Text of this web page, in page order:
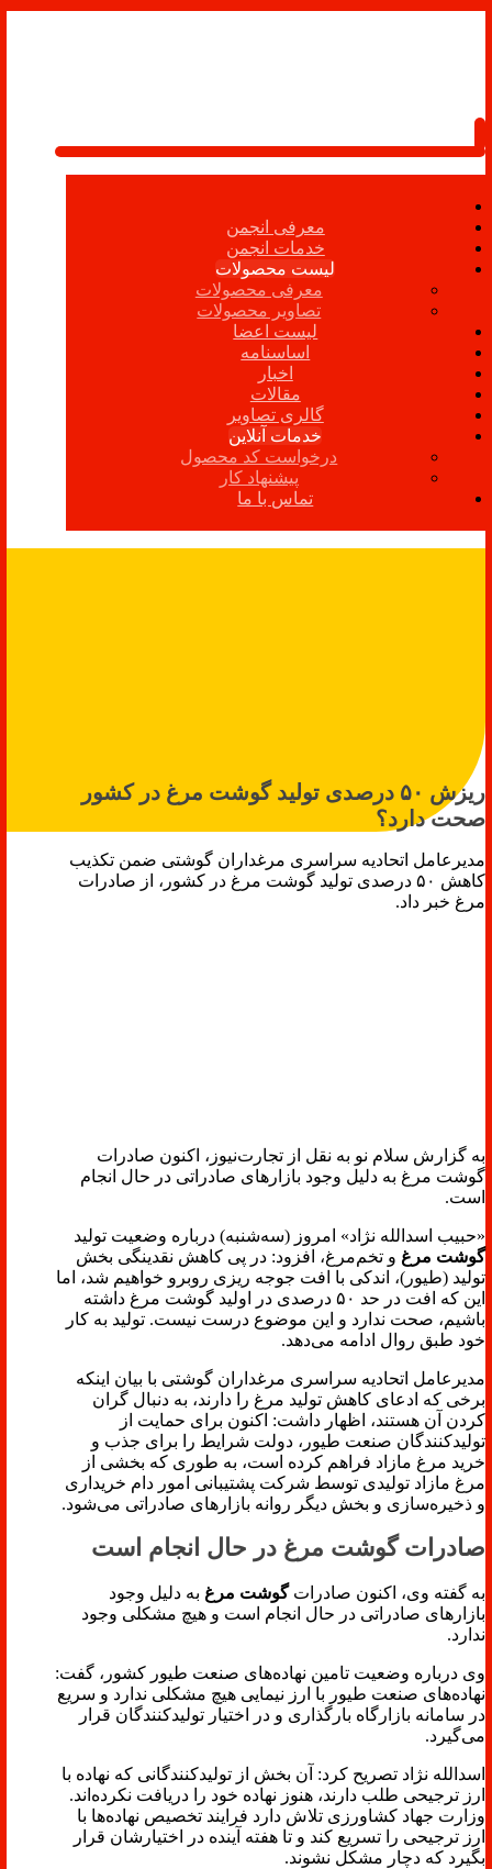
معرفی انجمن
خدمات انجمن
لیست محصولات
معرفی محصولات
تصاویر محصولات
لیست اعضا
اساسنامه
اخبار
مقالات
گالری تصاویر
خدمات آنلاین
درخواست کد محصول
پیشنهاد کار
تماس با ما
ریزش ۵۰ درصدی تولید گوشت مرغ در کشور
صحت دارد؟
مدیرعامل اتحادیه سراسری مرغداران گوشتی ضمن تکذیب
کاهش ۵۰ درصدی تولید گوشت مرغ در کشور، از صادرات
مرغ خبر داد.
به گزارش سلام نو به نقل از تجارت‌نیوز، اکنون صادرات
گوشت مرغ به دلیل وجود بازارهای صادراتی در حال انجام
است.
«حبیب اسدالله نژاد» امروز (سه‌شنبه) درباره وضعیت تولید
گوشت مرغ و تخم‌مرغ، افزود: در پی کاهش نقدینگی بخش
تولید (طیور)، اندکی با افت جوجه ریزی روبرو خواهیم شد، اما
این که افت در حد ۵۰ درصدی در اولید گوشت مرغ داشته
باشیم، صحت ندارد و این موضوع درست نیست. تولید به کار
خود طبق روال ادامه می‌دهد.
مدیرعامل اتحادیه سراسری مرغداران گوشتی با بیان اینکه
برخی که ادعای کاهش تولید مرغ را دارند، به دنبال گران
کردن آن هستند، اظهار داشت: اکنون برای حمایت از
تولیدکنندگان صنعت طیور، دولت شرایط را برای جذب و
خرید مرغ مازاد فراهم کرده است، به طوری که بخشی از
مرغ مازاد تولیدی توسط شرکت پشتیبانی امور دام خریداری
و ذخیره‌سازی و بخش دیگر روانه بازارهای صادراتی می‌شود.
صادرات گوشت مرغ در حال انجام است
به گفته وی، اکنون صادراتگوشت مرغ به دلیل وجود
بازارهای صادراتی در حال انجام است و هیچ مشکلی وجود
ندارد.
وی درباره وضعیت تامین نهاده‌های صنعت طیور کشور، گفت:
نهاده‌های صنعت طیور با ارز نیمایی هیچ مشکلی ندارد و سریع
در سامانه بازارگاه بارگذاری و در اختیار تولیدکنندگان قرار
می‌گیرد.
اسدالله نژاد تصریح کرد: آن بخش از تولیدکنندگانی که نهاده با
ارز ترجیحی طلب دارند، هنوز نهاده خود را دریافت نکرده‌اند.
وزارت جهاد کشاورزی تلاش دارد فرایند تخصیص نهاده‌ها با
ارز ترجیحی را تسریع کند و تا هفته آینده در اختیارشان قرار
بگیرد که دچار مشکل نشوند.